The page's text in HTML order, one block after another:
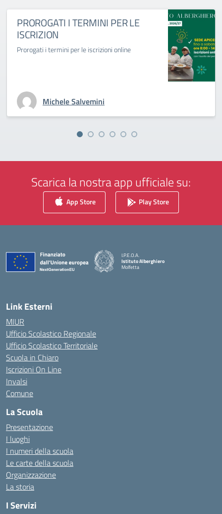
PROROGATI I TERMINI PER LE
ISCRIZION
Prorogati i termini per le iscrizioni online
Michele Salvemini
Scarica la nostra app ufficiale su:
App Store Play Store
I.P.E.O.A.
Istituto Alberghiero
Molfetta
Link Esterni
MIUR
Ufficio Scolastico Regionale
Ufficio Scolastico Territoriale
Scuola in Chiaro
Iscrizioni On Line
Invalsi
Comune
La Scuola
Presentazione
I luoghi
I numeri della scuola
Le carte della scuola
Organizzazione
La storia
I Servizi